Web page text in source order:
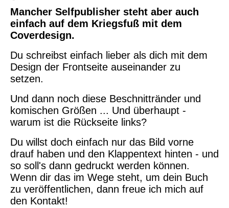
Mancher Selfpublisher steht aber auch
einfach auf dem Kriegsfuß mit dem
Coverdesign.
Du schreibst einfach lieber als dich mit dem
Design der Frontseite auseinander zu
setzen.
Und dann noch diese Beschnittränder und
komischen Größen ... Und überhaupt -
warum ist die Rückseite links?
Du willst doch einfach nur das Bild vorne
drauf haben und den Klappentext hinten - und
so soll's dann gedruckt werden können.
Wenn dir das im Wege steht, um dein Buch
zu veröffentlichen, dann freue ich mich auf
den Kontakt!